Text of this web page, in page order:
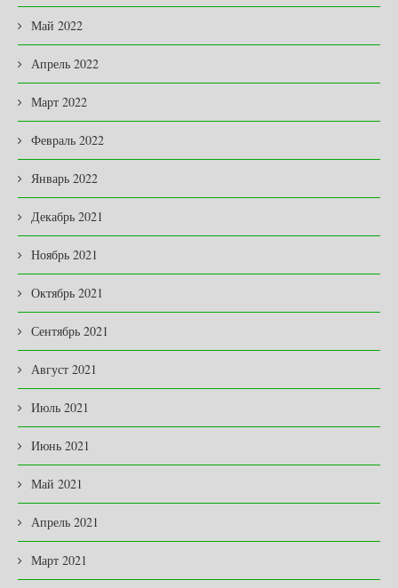
Май 2022
Апрель 2022
Март 2022
Февраль 2022
Январь 2022
Декабрь 2021
Ноябрь 2021
Октябрь 2021
Сентябрь 2021
Август 2021
Июль 2021
Июнь 2021
Май 2021
Апрель 2021
Март 2021